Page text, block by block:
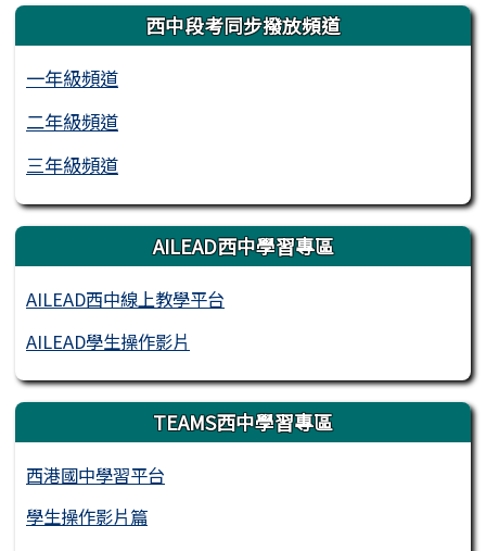
西中段考同步撥放頻道
一年級頻道
二年級頻道
三年級頻道
AILEAD西中學習專區
AILEAD西中線上教學平台
AILEAD學生操作影片
TEAMS西中學習專區
西港國中學習平台
學生操作影片篇